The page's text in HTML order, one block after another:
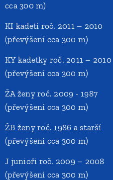
cca 300 m)
KI kadeti roč. 2011 –
(převýšení cca 300 m)
KY kadetky roč. 2011
(převýšení cca 300 m)
ŽA ženy roč. 2009 -
(převýšení cca 300 m)
ŽB ženy roč. 1986 a
(převýšení cca 300 m)
J junioři roč. 2009 –
(převýšení cca 300 m)